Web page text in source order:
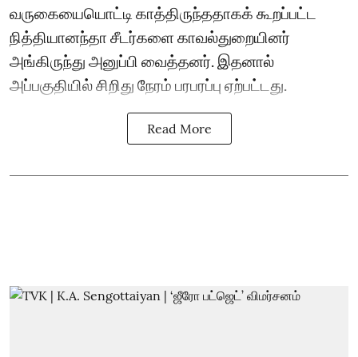
வருகையையொட்டி காத்திருந்ததாகக் கூறப்பட்ட
நித்தியானந்தா சீடர்களை காவல்துறையினர்
அங்கிருந்து அனுப்பி வைத்தனர். இதனால்
அப்பகுதியில் சிறிது நேரம் பரபரப்பு ஏற்பட்டது.
Read More